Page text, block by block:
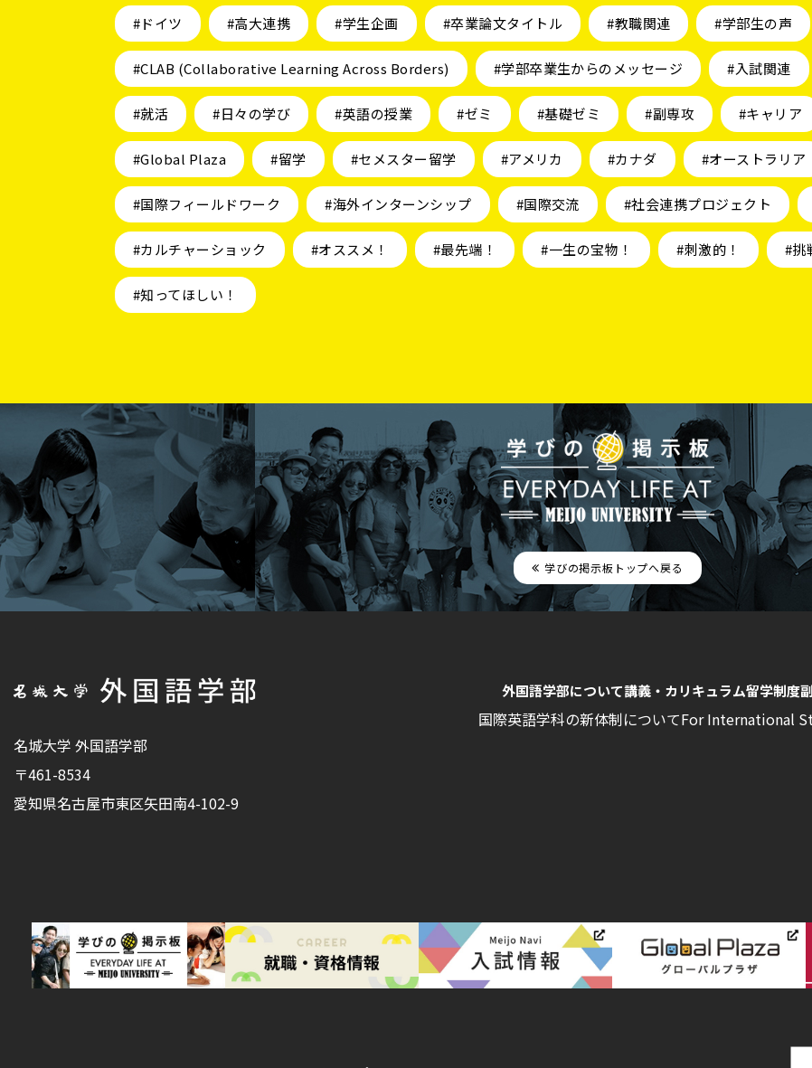
#ドイツ #高大連携 #学生企画 #卒業論文タイトル #教職関連 #学部生の声
#CLAB (Collaborative Learning Across Borders) #学部卒業生からのメッセージ #入試関連
#就活 #日々の学び #英語の授業 #ゼミ #基礎ゼミ #副専攻 #キャリア
#Global Plaza #留学 #セメスター留学 #アメリカ #カナダ #オーストラリア
#国際フィールドワーク #海外インターンシップ #国際交流 #社会連携プロジェクト
#カルチャーショック #オススメ！ #最先端！ #一生の宝物！ #刺激的！ #挑
#知ってほしい！
学びの掲示板トップへ戻る
名城大学 外国語学部
〒461-8534
愛知県名古屋市東区矢田南4-102-9
外国語学部について講義・カリキュラム留学制度
国際英語学科の新体制についてFor International